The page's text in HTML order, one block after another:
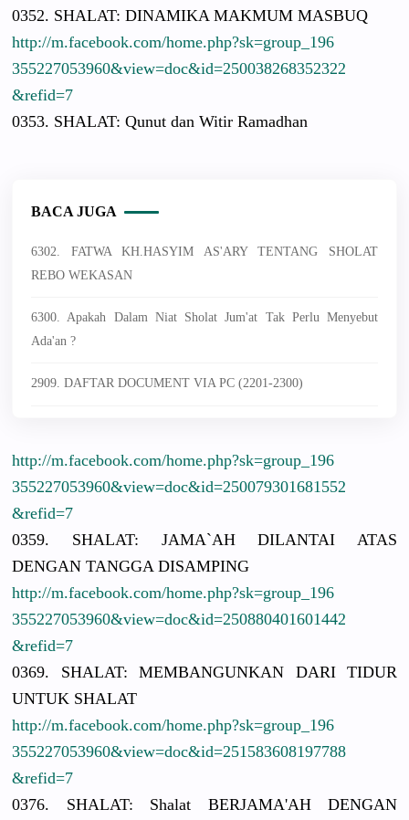
0352. SHALAT: DINAMIKA MAKMUM MASBUQ
http://m.facebook.com/home.php?sk=group_196
355227053960&view=doc&id=250038268352322
&refid=7
0353. SHALAT: Qunut dan Witir Ramadhan
BACA JUGA
6302. FATWA KH.HASYIM AS'ARY TENTANG SHOLAT
REBO WEKASAN
6300. Apakah Dalam Niat Sholat Jum'at Tak Perlu Menyebut
Ada'an ?
2909. DAFTAR DOCUMENT VIA PC (2201-2300)
http://m.facebook.com/home.php?sk=group_196
355227053960&view=doc&id=250079301681552
&refid=7
0359. SHALAT: JAMA`AH DILANTAI ATAS
DENGAN TANGGA DISAMPING
http://m.facebook.com/home.php?sk=group_196
355227053960&view=doc&id=250880401601442
&refid=7
0369. SHALAT: MEMBANGUNKAN DARI TIDUR
UNTUK SHALAT
http://m.facebook.com/home.php?sk=group_196
355227053960&view=doc&id=251583608197788
&refid=7
0376. SHALAT: Shalat BERJAMA'AHDENGAN